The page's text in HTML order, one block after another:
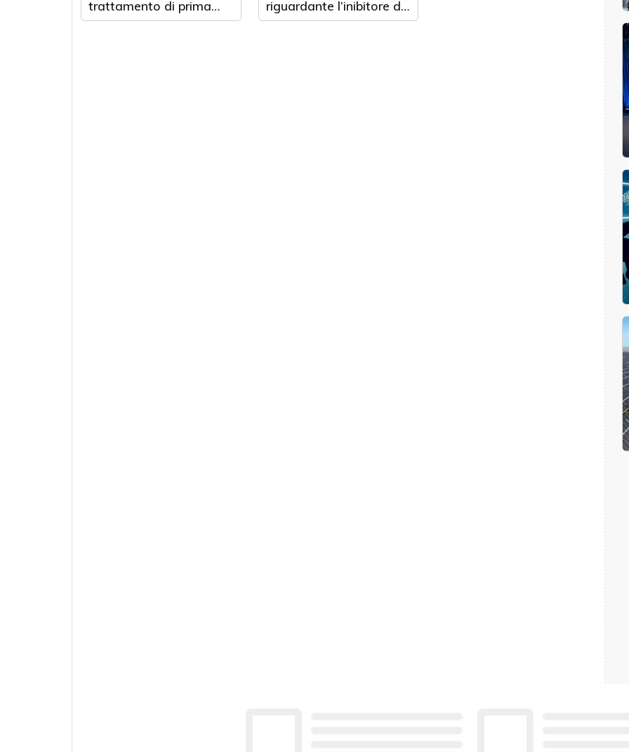
trattamento di prima
linea per il tumore
riguardante l’inibitore del
MAT2A